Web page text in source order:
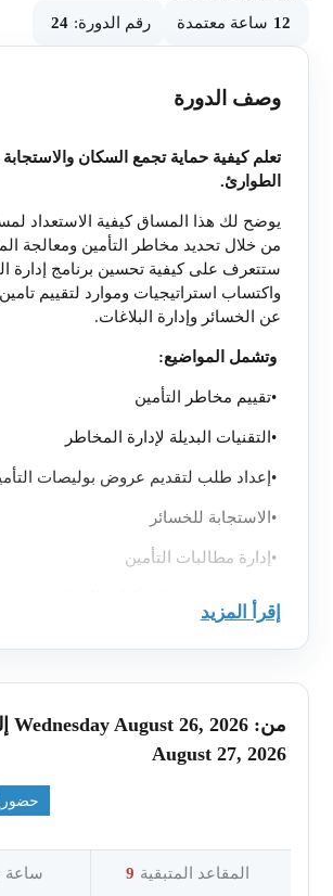
12 ساعة معتمدة رقم الدورة: 24
وصف الدورة
تعلم كيفية حماية تجمع السكان
الطوارئ.
يوضح لك هذا المساق كيفية الاستعداد
من خلال تحديد مخاطر التأمين ومعالجة
ستتعرف على كيفية تحسين برنامج إدارة
واكتساب استراتيجيات وموارد لتقييم تامين
عن الخسائر وإدارة البلاغات.
وتشمل المواضيع:
•تقييم مخاطر التأمين
• التقنيات البديلة لإدارة المخاطر
• إعداد طلب لتقديم عروض بوليصات
• الاستجابة للخسائر
• إدارة مطالبات التأمين
رصد وتحسين برامج إدارة المخاطر
كيفية تطبيق اجراءات إدارة المخاطر
السكان واستخدام الممتلكات كمثال
التعرض للخسارة المحتملة
إجراء جرد أولي لحالة إدارة المخاطر
-استخدام الموارد المناسبة لتحديد تعرض
للخسارة المحتملة.
إقرأ المزيد
August 27, 2026
المقاعد المتبقية 9 ساعة